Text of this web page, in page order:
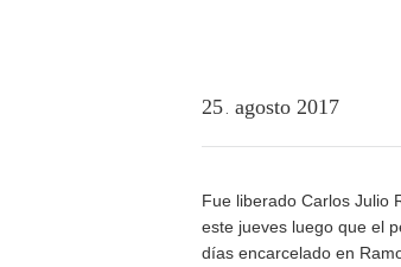
25 agosto 2017
Fue liberado Carlos Julio
este jueves luego que el
días encarcelado en